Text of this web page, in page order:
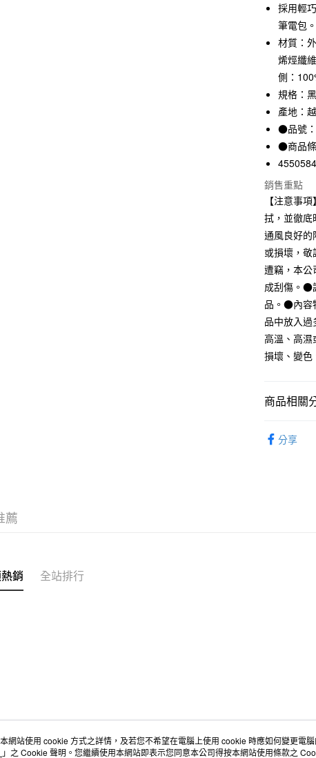
信用卡分
3 期 0
合作金庫
華南商
上海商
國泰世華
臺灣中小
匯豐（
聯邦商
元大商
台新國際
台灣樂
超商取貨
LINE Pay
Apple Pay
街口支付
悠遊付
運送方式
全家取貨付
每筆
付款後全
每筆
7-11取貨付
每筆
每筆
採用輕
筆電包。
材質：
烯烴纖
側：
規格：
產地：
●品號
●商品條
銷售重點
【注意事
拭，並徹
通風良好
或損壞，
遭竊，本
成刮傷。●
品。●內容
品中放入
高溫、高濕
損壞、變色
商品相關
分享
薦
銷 全站排行
店舖情報
門市服務
空間改造企劃服務
大宗採購
會員服務
人才招募
網站使用 cookie 方式之詳情，及若您不希望在電腦上使用 cookie 時應如何變更電
」之 Cookie 聲明。您繼續使用本網站即表示您同意本公司得按本網站使用條款之